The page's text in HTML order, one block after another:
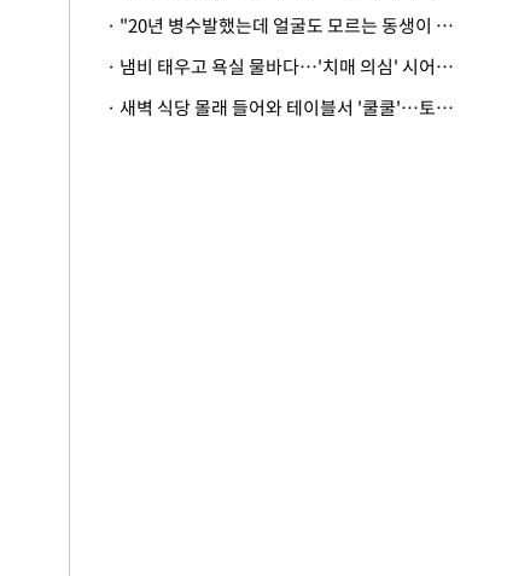
· "20년 병수발했는데 얼굴도 모르는 동생이 유산 절반을"…배다른 형제 상속권 있을까
· 냄비 태우고 욕실 물바다…'치매 의심' 시어머니 검사 권유했다가 '날벼락'
· 새벽 식당 몰래 들어와 테이블서 '쿨쿨'…토사물 남기고 사라진 남성